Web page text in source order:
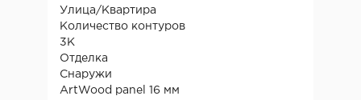
Улица/Квартира
Количество контуров
3К
Отделка
Снаружи
ArtWood panel 16 мм